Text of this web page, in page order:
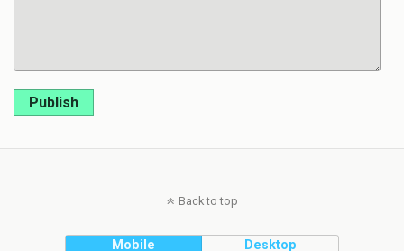
Publish
Back to top
Mobile Desktop